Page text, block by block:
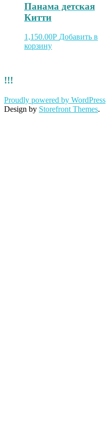
Панама детская
Китти
1,150.00Р Добавить в
корзину
!!!
Proudly powered by WordPress
Design by Storefront Themes.